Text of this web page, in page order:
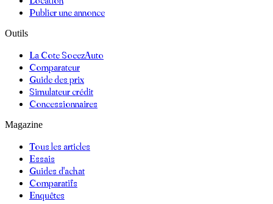
Publier une annonce
Outils
La Cote SoeezAuto
Comparateur
Guide des prix
Simulateur crédit
Concessionnaires
Magazine
Tous les articles
Essais
Guides d'achat
Comparatifs
Enquêtes